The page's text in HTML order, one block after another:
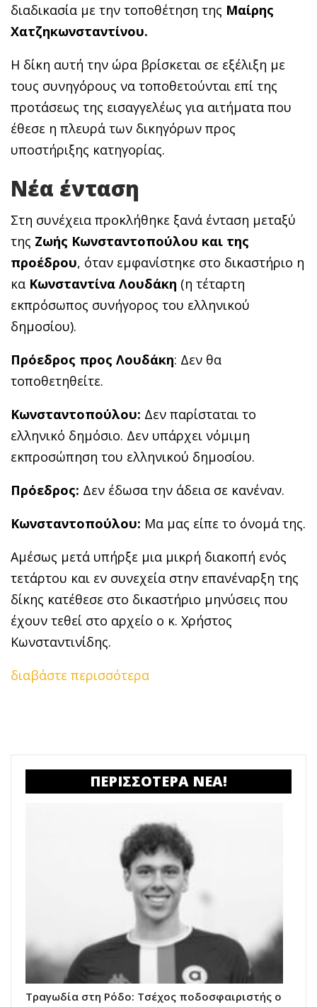
διαδικασία με την τοποθέτηση της Μαίρης
Χατζηκωνσταντίνου.
Η δίκη αυτή την ώρα βρίσκεται σε εξέλιξη με
τους συνηγόρους να τοποθετούνται επί της
προτάσεως της εισαγγελέως για αιτήματα που
έθεσε η πλευρά των δικηγόρων προς
υποστήριξης κατηγορίας.
Νέα ένταση
Στη συνέχεια προκλήθηκε ξανά ένταση μεταξύ
της Ζωής Κωνσταντοπούλου και της
προέδρου, όταν εμφανίστηκε στο δικαστήριο η
κα Κωνσταντίνα Λουδάκη (η τέταρτη
εκπρόσωπος συνήγορος του ελληνικού
δημοσίου).
Πρόεδρος προς Λουδάκη: Δεν θα
τοποθετηθείτε.
Κωνσταντοπούλου: Δεν παρίσταται το
ελληνικό δημόσιο. Δεν υπάρχει νόμιμη
εκπροσώπηση του ελληνικού δημοσίου.
Πρόεδρος: Δεν έδωσα την άδεια σε κανέναν.
Κωνσταντοπούλου: Μα μας είπε το όνομά της.
Αμέσως μετά υπήρξε μια μικρή διακοπή ενός
τετάρτου και εν συνεχεία στην επανέναρξη της
δίκης κατέθεσε στο δικαστήριο μηνύσεις που
έχουν τεθεί στο αρχείο ο κ. Χρήστος
Κωνσταντινίδης.
διαβάστε περισσότερα
ΠΕΡΙΣΣΟΤΕΡΑ ΝΕΑ!
Τραγωδία στη Ρόδο: Τσέχος ποδοσφαιριστής ο